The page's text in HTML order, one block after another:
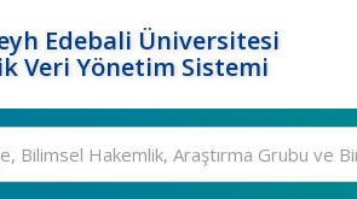
Edebali Üniversitesi
Veri Yönetim Sistemi